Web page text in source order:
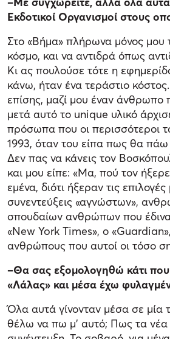
Εκδοτικοί Οργανισμοί στους
Στο «Βήμα» πλήρωνα μόνος μου
κόσμο, και να αντιδρά όπως
Κι ας πουλούσε τότε η
κάνω, ήταν ένα τεράστιο
επίσης, μαζί μου έναν
μετά αυτό το unique υλικό
πρόσωπα που οι περισσότεροι
1993, όταν του είπα πως θα πάω
Δεν πας να κάνεις τον
και μου είπε: «Μα, πού τον
εμένα, διότι ήξεραν τις
συνεντεύξεις «αγνώστων»,
σπουδαίων ανθρώπων που
«New York Times», ο
ανθρώπους που αυτοί οι τόσο
–Θα σας εξομολογηθώ κάτι που
«Λάλας» και μέσα έχω
Όλα αυτά γίνονταν μέσα σε μία
θέλω να πω μ’ αυτό; Πως τα νέα